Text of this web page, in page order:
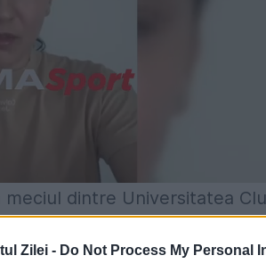
Zilei - Do Not Process My Personal
dintre Universitatea
acelui joc, „feroviarii” și-
ul Clujului a fost întrerupt de